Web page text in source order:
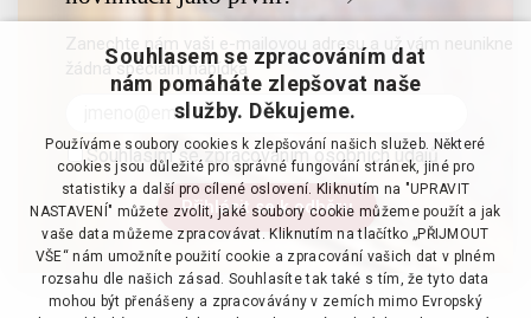
Zanechte nám vaši e-mailovou adresu a už vám neunikne
žádná speciální nabídka
Souhlasím se zpracováním osobních údajů
Souhlasem se zpracováním dat
nám pomáháte zlepšovat naše
služby. Děkujeme.
Používáme soubory cookies k zlepšování našich služeb. Některé
cookies jsou důležité pro správné fungování stránek, jiné pro
statistiky a další pro cílené oslovení. Kliknutím na "UPRAVIT
NASTAVENÍ" můžete zvolit, jaké soubory cookie můžeme použít a jak
vaše data můžeme zpracovávat. Kliknutím na tlačítko „PŘIJMOUT
VŠE“ nám umožníte použití cookie a zpracování vašich dat v plném
rozsahu dle našich zásad. Souhlasíte tak také s tím, že tyto data
mohou být přenášeny a zpracovávány v zemích mimo Evropský